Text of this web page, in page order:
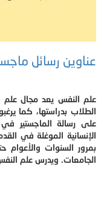
عناوين رسائل
علم النفس يعد مجال علم
الطلاب بدراستها، كما
على رسالة الماجستير
الإنسانية الموغلة في
بمرور السنوات
الجامعات. ويدرس علم